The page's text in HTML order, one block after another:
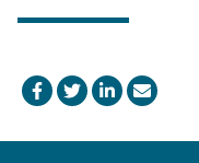
Facebook
TwitterLinkedIn
Courriel